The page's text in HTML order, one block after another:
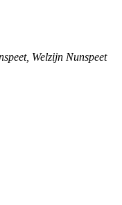
Welzijn Nunspeet